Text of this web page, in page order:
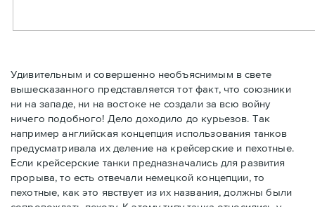
Удивительным и совершенно необъяснимым в свете
вышесказанного представляется тот факт, что союзники
ни на западе, ни на востоке не создали за всю войну
ничего подобного! Дело доходило до курьезов. Так
например английская концепция использования танков
предусматривала их деление на крейсерские и пехотные.
Если крейсерские танки предназначались для развития
прорыва, то есть отвечали немецкой концепции, то
пехотные, как это явствует из их названия, должны были